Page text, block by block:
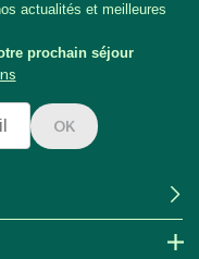
actualités et meilleures
prochain séjour
OK